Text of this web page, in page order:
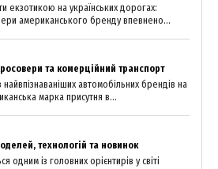
екзотикою на українських дорогах:
американського бренду впевнено...
та комерційний транспорт
автомобільних брендів на
марка присутня в...
технологій та новинок
одним із головних орієнтирів у світі